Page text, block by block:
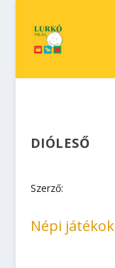
DIÓLESŐ
Szerző:
Népi játékok